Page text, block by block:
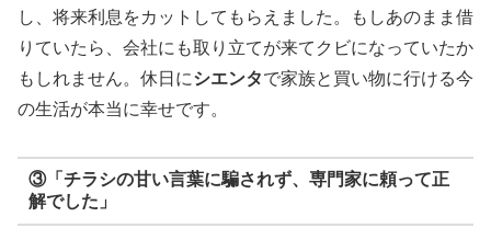
し、将来利息をカットしてもらえました。もしあのまま借
りていたら、会社にも取り立てが来てクビになっていたか
もしれません。休日にシエンタで家族と買い物に行ける今
の生活が本当に幸せです。
③「チラシの甘い言葉に騙されず、専門家に頼って正
解でした」